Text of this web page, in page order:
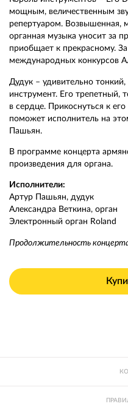
мощным, величественным
репертуаром. Возвышенная,
органная музыка уносит за
приобщает к прекрасному.
международных конкурсов
Дудук – удивительно
инструмент. Его трепетный,
в сердце. Прикоснуться к
поможет исполнитель на
Пашьян.
В программе концерта
произведения для органа.
Исполнители:
Артур Пашьян, дудук
Александра Веткина, орган
Электронный орган Roland
Продолжительность